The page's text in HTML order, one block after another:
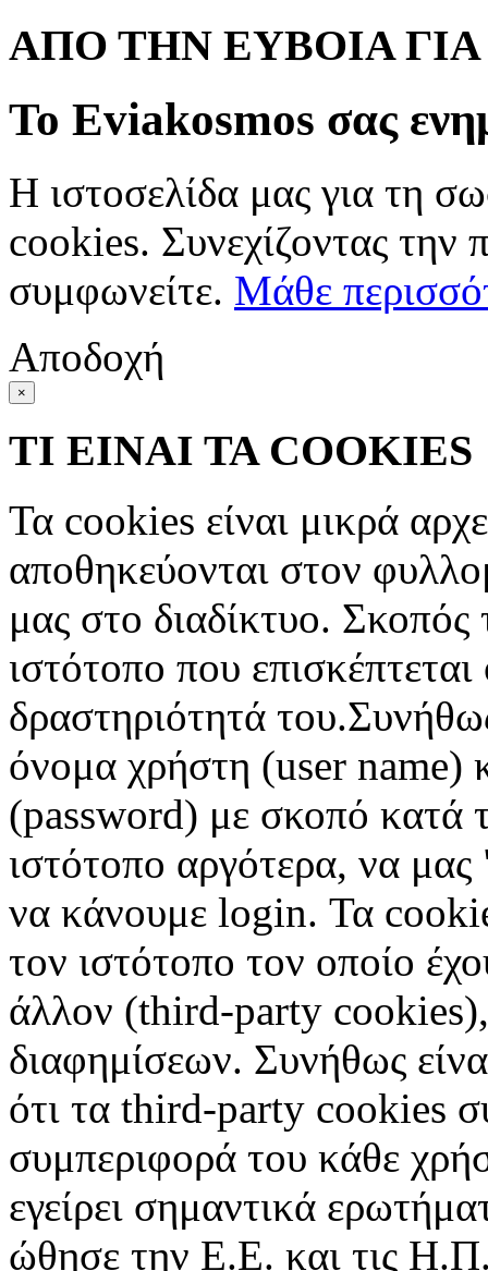
ΑΠΟ ΤΗΝ ΕΥΒΟΙΑ
Το Eviakosmos σας
Η ιστοσελίδα μας για τη
cookies. Συνεχίζοντας την
συμφωνείτε. Μάθε
Αποδοχή
×
ΤΙ ΕΙΝΑΙ ΤΑ COOKIES
Τα cookies είναι μικρά
αποθηκεύονται στον
μας στο διαδίκτυο. Σκοπός
ιστότοπο που
δραστηριότητά
όνομα χρήστη (user name)
(password) με σκοπό κατά
ιστότοπο αργότερα, να μας
να κάνουμε login. Τα
τον ιστότοπο τον οποίο
άλλον (third-party
διαφημίσεων. Συνήθως
ότι τα third-party cookies
συμπεριφορά του κάθε
εγείρει σημαντικά
ώθησε την Ε.Ε. και τις